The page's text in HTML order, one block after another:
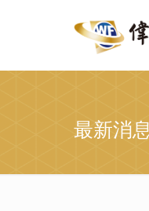
最新消